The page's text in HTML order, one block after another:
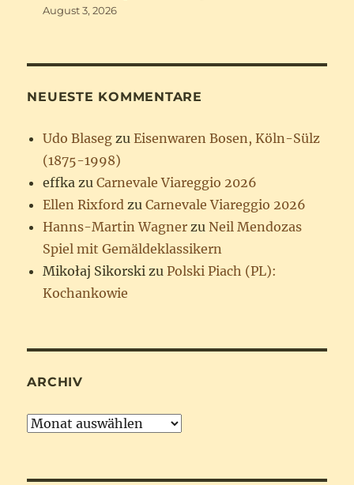
August 3, 2026
NEUESTE KOMMENTARE
Udo Blaseg zuEisenwaren Bosen, Köln-Sülz
(1875-1998)
effka zuCarnevale Viareggio 2026
Ellen Rixford zuCarnevale Viareggio 2026
Hanns-Martin Wagner zuNeil Mendozas
Spiel mit Gemäldeklassikern
Mikołaj Sikorski zuPolski Piach (PL):
Kochankowie
ARCHIV
Archiv